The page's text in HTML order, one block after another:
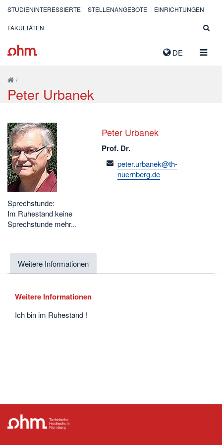
DE
STUDIENINTERESSIERTE STELLENANGEBOTE EINRICHTUNGEN
FAKULTÄTEN
/
Peter Urbanek
Sprechstunde:
Im Ruhestand keine
Sprechstunde mehr...
Peter Urbanek
Prof. Dr.
email
peter.urbanek@th-
nuernberg.de
Weitere Informationen
Weitere Informationen
Ich bin im Ruhestand !